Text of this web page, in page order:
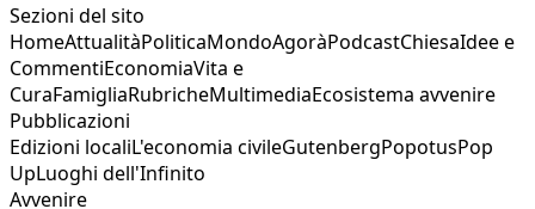
Sezioni del sito
HomeAttualitàPoliticaMondoAgoràPodcastChiesaIdee e
CommentiEconomiaVita e
CuraFamigliaRubricheMultimediaEcosistema avvenire
Pubblicazioni
Edizioni localiL'economia civileGutenbergPopotusPop
UpLuoghi dell'Infinito
Avvenire